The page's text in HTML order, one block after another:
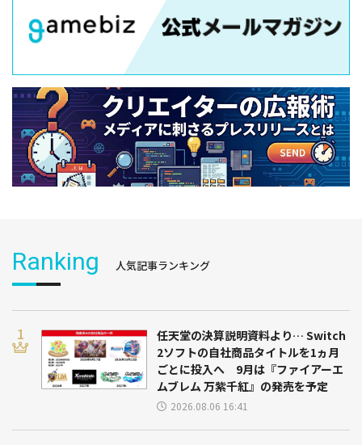
Ranking 人気記事ランキング
任天堂の決算説明資料より… Switch
2ソフトの自社商品タイトルを1ヵ月
ごとに投入へ 9月は『ファイアーエ
ムブレム 万紫千紅』の発売を予定
2026.08.06 16:41